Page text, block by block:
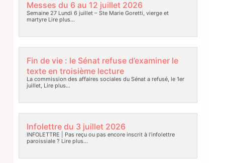
Messes du 6 au 12 juillet 2026
Semaine 27 Lundi 6 juillet – Ste Marie Goretti, vierge et
martyreLire plus…
Fin de vie : le Sénat refuse d’examiner le
texte en troisième lecture
La commission des affaires sociales du Sénat a refusé, le 1er
juillet, Lire plus…
Infolettre du 3 juillet 2026
INFOLETTRE | Pas reçu ou pas encore inscrit à l’infolettre
paroissiale ? Lire plus…